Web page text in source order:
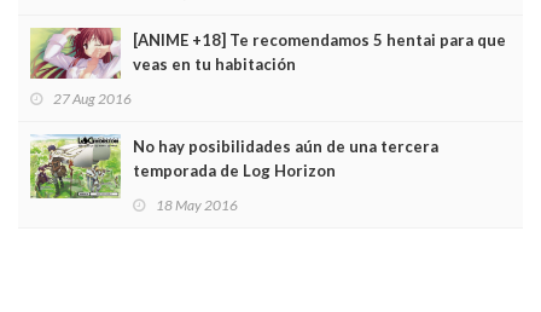
[ANIME +18] Te recomendamos 5 hentai para que
veas en tu habitación
27 Aug 2016
No hay posibilidades aún de una tercera
temporada de Log Horizon
18 May 2016